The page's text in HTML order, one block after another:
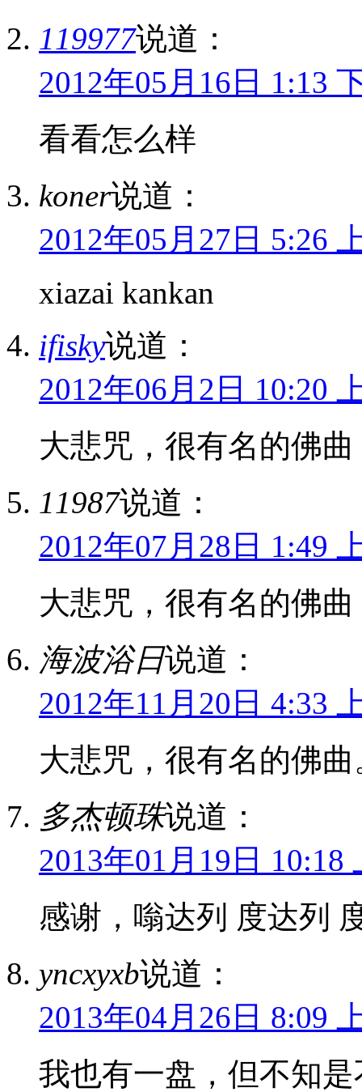
119977说道：
2012年05月16日 1:13
看看怎么样
koner说道：
2012年05月27日 5:26
xiazai kankan
ifisky说道：
2012年06月2日 10:20
大悲咒，很有名的佛曲
11987说道：
2012年07月28日 1:49
大悲咒，很有名的佛曲
海波浴日说道：
2012年11月20日 4:33
大悲咒，很有名的佛
多杰顿珠说道：
2013年01月19日 10:18
感谢，嗡达列 度达列
yncxyxb说道：
2013年04月26日 8:09
我也有一盘，但不知